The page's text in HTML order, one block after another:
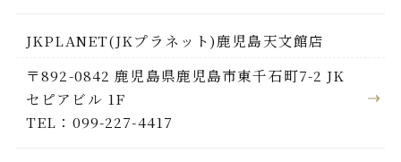
JKPLANET(JKプラネット)鹿児島天文館店
〒892-0842 鹿児島県鹿児島市東千石町7-2 JK
セピアビル 1F
TEL：099-227-4417